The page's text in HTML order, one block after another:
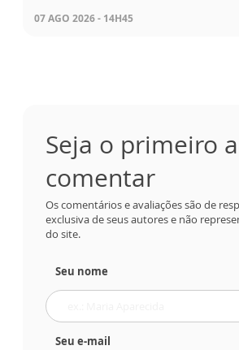
07 AGO 2026 - 14H45
Seja o primeiro a
comentar
Os comentários e avaliações são de
exclusiva de seus autores e não
do site.
Seu nome
Seu e-mail